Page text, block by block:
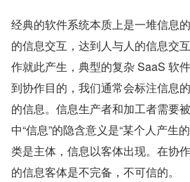
经典的软件系统本质上是一堆信息
的信息交互，达到人与人的信息交
作就此产生，典型的复杂 SaaS 软
到协作目的，我们通常会标注信息
的信息。信息生产者和加工者需要
中“信息”的隐含意义是“某个人产生
类是主体，信息以客体出现。在协
的信息客体是不完备，不可信的。